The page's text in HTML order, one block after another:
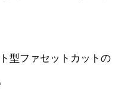
型ファセットカットの